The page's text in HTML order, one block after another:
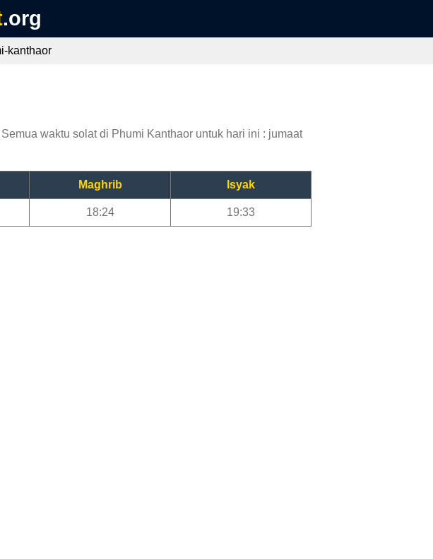
.org
kanthaor
waktu solat di Phumi Kanthaor untuk hari ini : jumaat
Maghrib Isyak
18:24 19:33